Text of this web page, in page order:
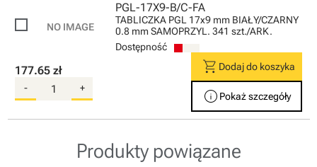
PGL-17X9-B/C-FA
TABLICZKA PGL 17x9 mm BIAŁY/CZARNY
0.8 mm SAMOPRZYL. 341 szt./ARK.
Dostępność
177.65 zł
- +
shopping_cart Dodaj do koszyka
info Pokaż szczegóły
Produkty powiązane